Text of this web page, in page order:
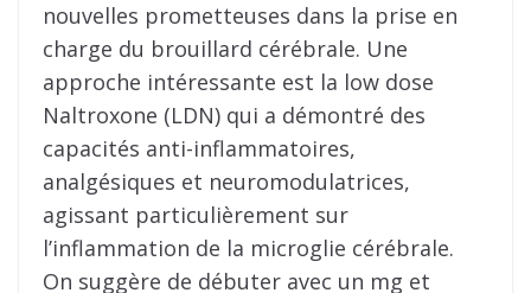
nouvelles prometteuses dans la prise en
charge du brouillard cérébrale. Une
approche intéressante est la low dose
Naltroxone (LDN) qui a démontré des
capacités anti-inflammatoires,
analgésiques et neuromodulatrices,
agissant particulièrement sur
l’inflammation de la microglie cérébrale.
On suggère de débuter avec un mg et